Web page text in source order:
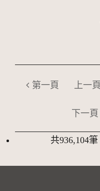
第一頁 上一頁
下一頁
共936,104筆